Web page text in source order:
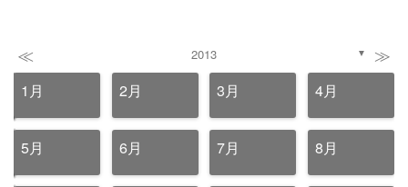
≪ 2013 ▼ ≫
1月 2月 3月 4月
5月 6月 7月 8月